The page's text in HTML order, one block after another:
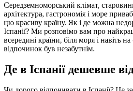
Середземноморський клімат,
архітектура, гастрономія і море
цю красиву країну. Як і де можна
Іспанії? Ми розповімо вам про
всередині країни, біля моря і навіть
відпочинок був незабутнім.
Де в Іспанії дешевше